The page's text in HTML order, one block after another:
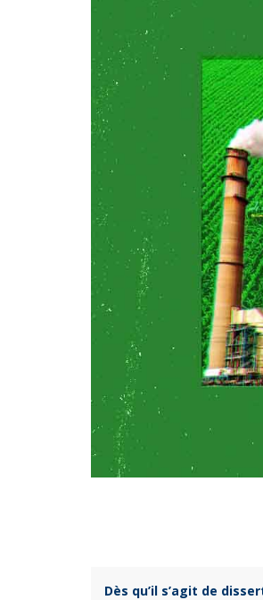
Dès qu’il s’agit de